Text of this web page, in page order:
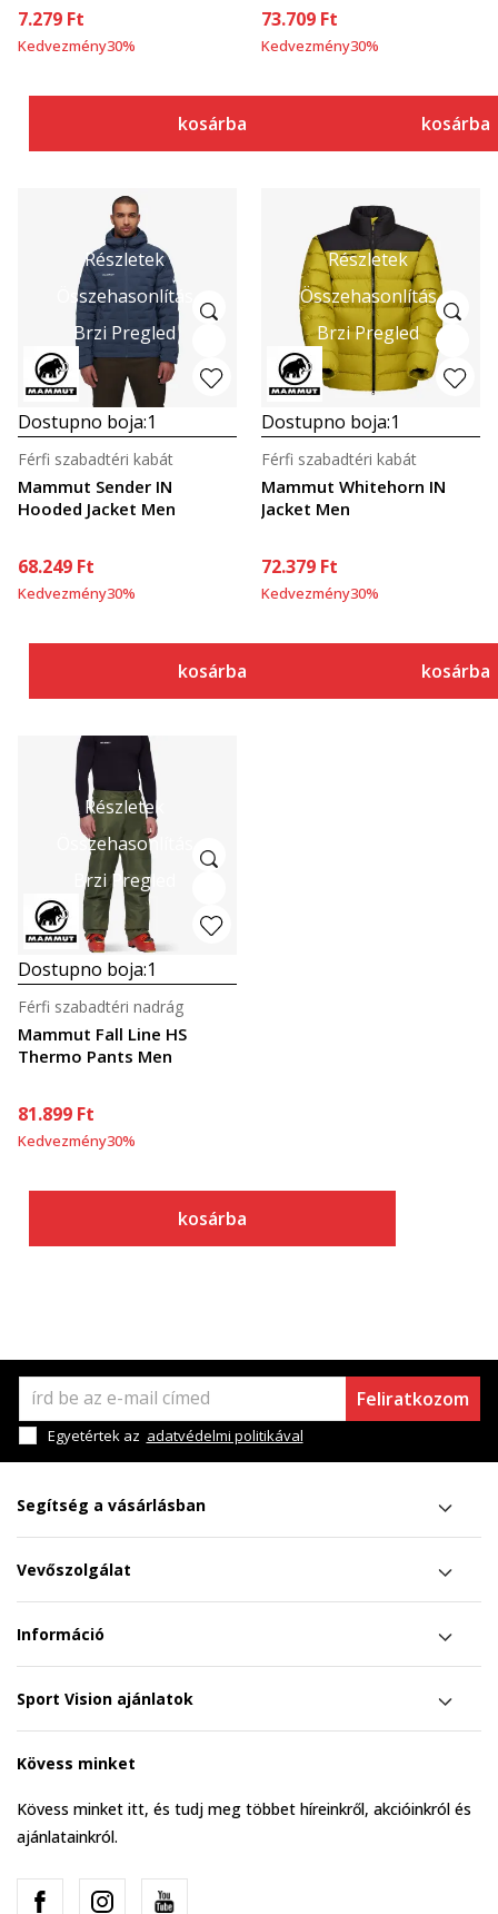
7.279 Ft
Kedvezmény30%
kosárba
73.709 Ft
Kedvezmény30%
kosárba
Részletek
Összehasonlítás
Brzi Pregled
Dostupno boja:1
Mammut Sender IN
Hooded Jacket Men
Férfi szabadtéri kabát
68.249 Ft
Kedvezmény30%
kosárba
Részletek
Összehasonlítás
Brzi Pregled
Dostupno boja:1
Mammut Whitehorn IN
Jacket Men
Férfi szabadtéri kabát
72.379 Ft
Kedvezmény30%
kosárba
Részletek
Összehasonlítás
Brzi Pregled
Dostupno boja:1
Mammut Fall Line HS
Thermo Pants Men
Férfi szabadtéri nadrág
81.899 Ft
Kedvezmény30%
kosárba
Feliratkozom
Egyetértek az adatvédelmi politikával
Segítség a vásárlásban
Vevőszolgálat
Információ
Sport Vision ajánlatok
Kövess minket
Kövess minket itt, és tudj meg többet híreinkről, akcióinkról és
ajánlatainkról.